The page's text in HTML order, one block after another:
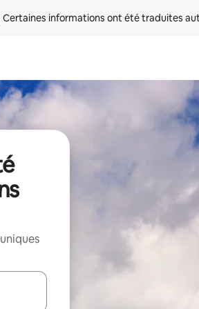
Certaines informations ont été traduites
vers le haut et vers le bas pour les